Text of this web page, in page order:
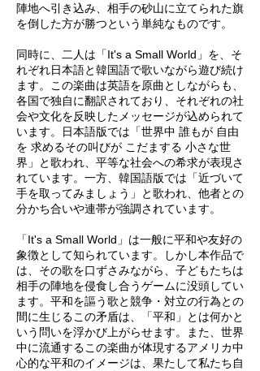
陣地へ引き込み、相手の砂山に立てられた旗
を倒した方が勝つという単純なものです。
同時に、二人は「It's a Small World」を、そ
れぞれ日本語と韓国語で歌いながら遊び続け
ます。この楽曲は英語を原曲としながらも、
各国で独自に翻訳されており、それぞれの社
会や文化を反映したメッセージが込められて
います。日本語版では「世界中 誰もが 自由
を 求めるその叫びが こだまする 小さな世
界」と歌われ、平等な社会への希求が表現さ
れています。一方、韓国語版では「近づいて
手を取ってみましょう」と歌われ、他者との
分かち合いや連帯が強調されています。
「It's a Small World」は一般に平和や友好の
象徴として知られています。しかし本作品で
は、その歌を口ずさみながら、子どもたちは
相手の陣地を侵食し合うゲームに没頭してい
ます。平和を謳う歌と競争・対立の行為との
間に生じるこの矛盾は、「平和」とは何かと
いう問いを浮かび上がらせます。また、世界
中に流通するこの楽曲が体現するアメリカ中
心的な平和のイメージは、果たして私たち自